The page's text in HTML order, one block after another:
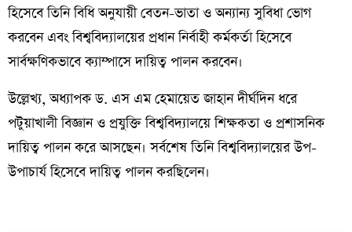
হিসেবে তিনি বিধি অনুযায়ী বেতন-ভাতা ও অন্যান্য সুবিধা ভোগ
করবেন এবং বিশ্ববিদ্যালয়ের প্রধান নির্বাহী কর্মকর্তা হিসেবে
সার্বক্ষণিকভাবে ক্যাম্পাসে দায়িত্ব পালন করবেন।
উল্লেখ্য, অধ্যাপক ড. এস এম হেমায়েত জাহান দীর্ঘদিন ধরে
পটুয়াখালী বিজ্ঞান ও প্রযুক্তি বিশ্ববিদ্যালয়ে শিক্ষকতা ও প্রশাসনিক
দায়িত্ব পালন করে আসছেন। সর্বশেষ তিনি বিশ্ববিদ্যালয়ের উপ-
উপাচার্য হিসেবে দায়িত্ব পালন করছিলেন।